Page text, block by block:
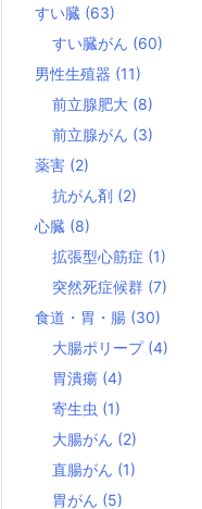
すい臓 (63)
すい臓がん (60)
男性生殖器 (11)
前立腺肥大 (8)
前立腺がん (3)
薬害 (2)
抗がん剤 (2)
心臓 (8)
拡張型心筋症 (1)
突然死症候群 (7)
食道・胃・腸 (30)
大腸ポリープ (4)
胃潰瘍 (4)
寄生虫 (1)
大腸がん (2)
直腸がん (1)
胃がん (5)